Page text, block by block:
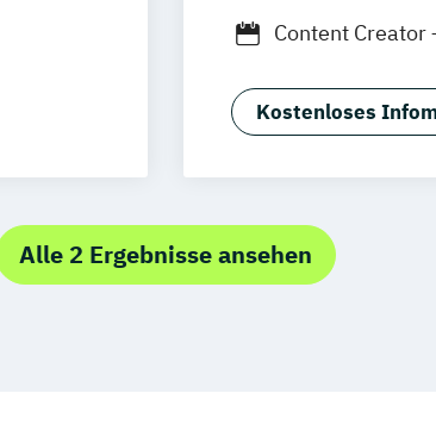
Content Creator
Kostenloses
Alle 2 Ergebnisse ansehen